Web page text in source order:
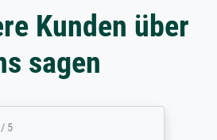
Kunden über
sagen
5